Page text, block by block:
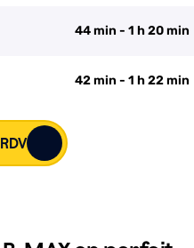
44 min - 1 h 20 min
42 min - 1 h 22 min